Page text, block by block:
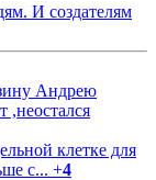
И создателям
Андрею
,неостался
клетке для
с... +4